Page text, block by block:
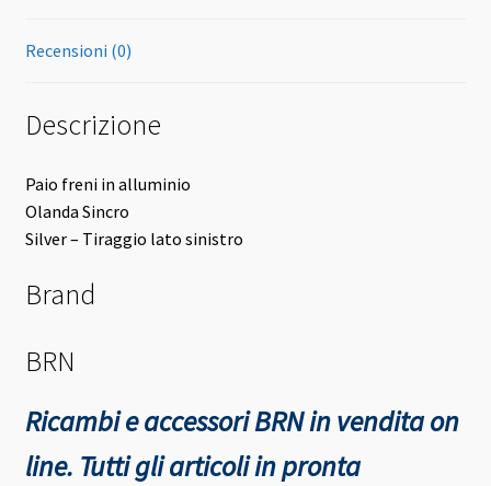
Recensioni (0)
Descrizione
Paio freni in alluminio
Olanda Sincro
Silver – Tiraggio lato sinistro
Brand
BRN
Ricambi e accessori BRN in vendita on
line. Tutti gli articoli in pronta